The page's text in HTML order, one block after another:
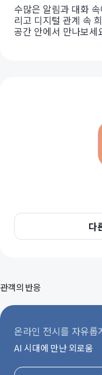
수많은 알림과 대화
리고 디지털 관계 속
공간 안에서 만나보세
다
관객의 반응
온라인 전시를 자유롭
AI 시대에 만난 외로움